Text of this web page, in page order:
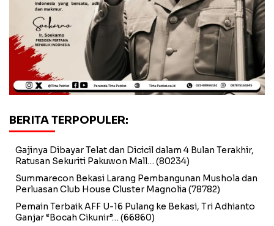
BERITA TERPOPULER:
Gajinya Dibayar Telat dan Dicicil dalam 4 Bulan Terakhir,
Ratusan Sekuriti Pakuwon Mall… (80234)
Summarecon Bekasi Larang Pembangunan Mushola dan
Perluasan Club House Cluster Magnolia (78782)
Pemain Terbaik AFF U-16 Pulang ke Bekasi, Tri Adhianto
Ganjar “Bocah Cikunir”… (66860)